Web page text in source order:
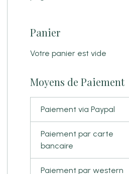
Panier
Votre panier est vide
Moyens de Paiement
Paiement via Paypal
Paiement par carte
bancaire
Paiement par western